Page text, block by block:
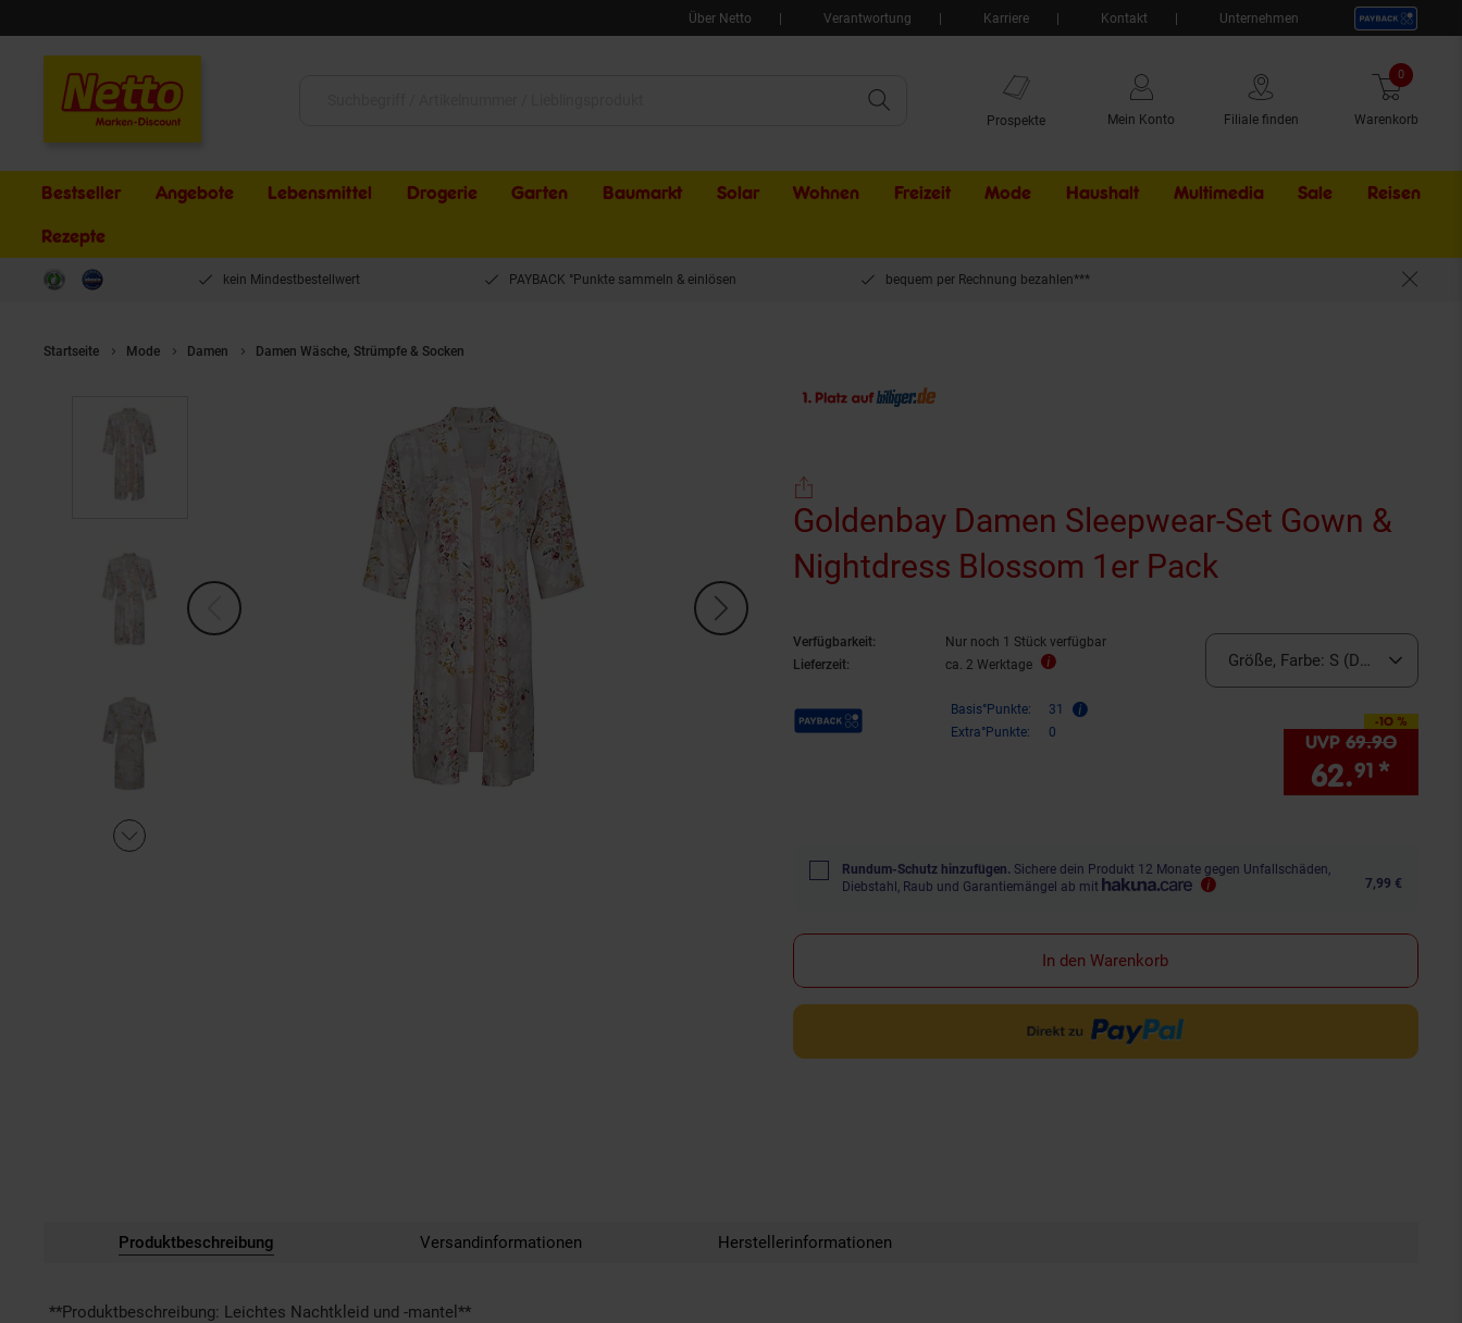
Über Netto Verantwortung Karriere Kontakt Unternehmen
Prospekte Mein Konto Filiale finden Warenkorb
0 Artikel
Bestseller Angebote Lebensmittel Drogerie Garten Baumarkt Solar Wohnen Freizeit Mode Haushalt Multimedia Sale Externer
Reisen
Rezepte
kein Mindestbestellwert PAYBACK °Punkte sammeln & einlösen bequem per Rechnung bezahlen***
Startseite Mode Damen Damen Wäsche, Strümpfe & Socken
Goldenbay Damen Sleepwear-Set Gown &
Nightdress Blossom 1er Pack
Verfügbarkeit:
Nur noch 1 Stück verfügbar
Lieferzeit:
ca. 2 Werktage
Payback Punkte Basis°Punkte:
31
Extra°Punkte:
0
Größe, Farbe: S (Damen), Pink
-10 %
Sie Sparen 10 Prozent,
UVP 69.90
62.91 *
Rundum-Schutz hinzufügen. Sichere dein Produkt 12 Monate gegen Unfallschäden,
Diebstahl, Raub und Garantiemängel ab mit
7,99 €
In den Warenkorb
Produktbeschreibung Versandinformationen Herstellerinformationen
**Produktbeschreibung: Leichtes Nachtkleid und -mantel**